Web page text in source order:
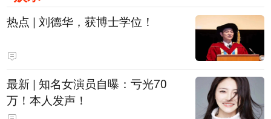
热点 | 刘德华，获博士学位！
最新 | 知名女演员自曝：亏光70
万！本人发声！